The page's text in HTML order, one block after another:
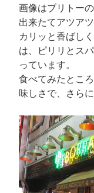
画像はブリトー
出来たてアツアツ
カリッと香ばし
は、ピリリとス
っています。
食べてみたとこ
味しさで、さら